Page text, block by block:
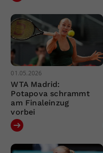
01.05.2026
WTA Madrid:
Potapova schrammt
am Finaleinzug
vorbei